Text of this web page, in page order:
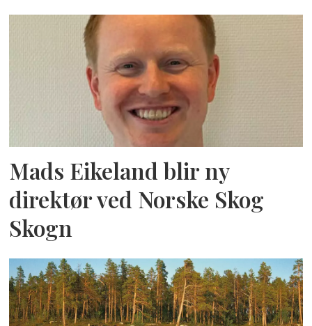
Mads Eikeland blir ny
direktør ved Norske Skog
Skogn